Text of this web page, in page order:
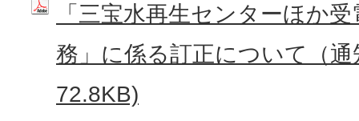
「三宝水再生センターほか
務」に係る訂正について（
72.8KB)